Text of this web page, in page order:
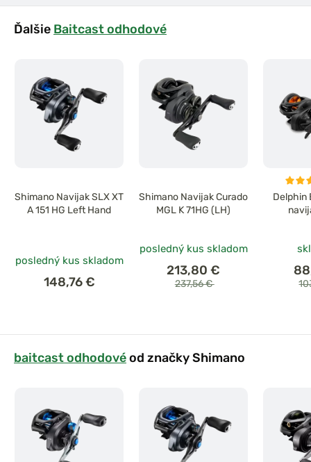
Ďalšie Baitcast odhodové
Shimano Navijak SLX XT
A 151 HG Left Hand
posledný kus skladom
148,76 €
Shimano Navijak Curado
MGL K 71HG (LH)
posledný kus skladom
213,80 €
237,56 €
Delphin
baitcast odhodovéod značky Shimano